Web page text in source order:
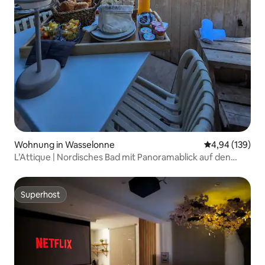
Wohnung in Wasselonne
4,94 (139)
L’Attique | Nordisches Bad mit Panoramablick auf den
Superhost
Superhost